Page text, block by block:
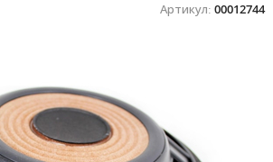
Артикул: 00012744